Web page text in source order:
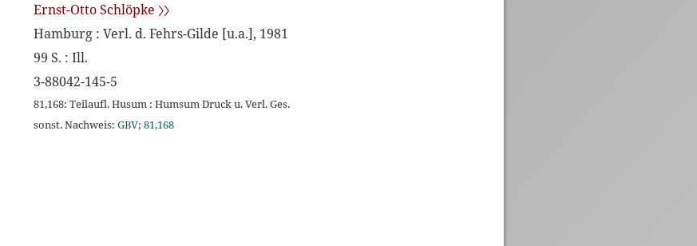
Ernst-Otto Schlöpke 〉〉
Hamburg : Verl. d. Fehrs-Gilde [u.a.], 1981
99 S. : Ill.
3-88042-145-5
81,168: Teilaufl. Husum : Humsum Druck u. Verl. Ges.
sonst. Nachweis: GBV; 81,168